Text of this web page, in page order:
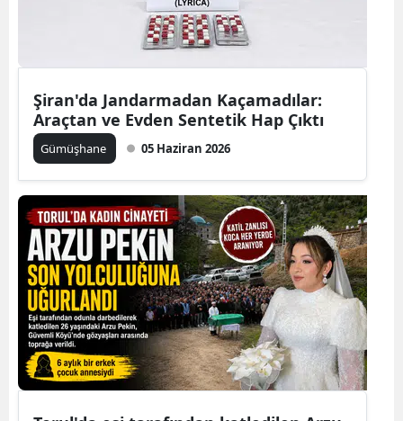
Sakarya
Samsun
Sinop
Sivas
Tekirdağ
Tokat
Trabzon
Tunceli
Şanlıurfa
Uşak
Van
Şiran'da Jandarmadan Kaçamadılar:
Araçtan ve Evden Sentetik Hap Çıktı
Gümüşhane 05 Haziran 2026